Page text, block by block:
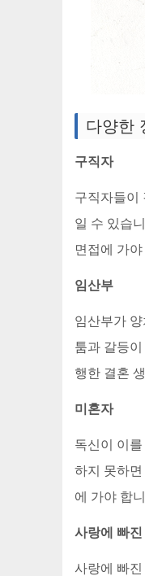
다양한
구직자
구직자들이
일 수 있습
면접에 가
임산부
임산부가
툼과 갈등
행한 결혼
미혼자
독신이 이
하지 못하
에 가야 합
사랑에 빠
사랑에 빠